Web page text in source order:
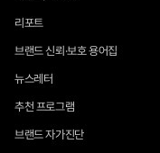
리포트
브랜드 신뢰·보호 용어집
뉴스레터
추천 프로그램
브랜드 자가진단